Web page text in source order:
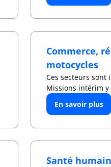
Commerce,
motocycles
Ces secteurs sont
Missions intérim
En savoir plus
Santé